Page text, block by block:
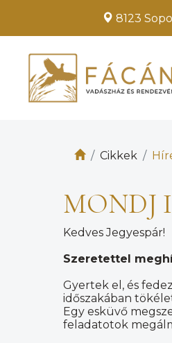
8123
Cikkek
MONDJ
Kedves Jegyespár!
Szeretettel
Gyertek el, és
időszakában
Egy esküvő
feladatotok